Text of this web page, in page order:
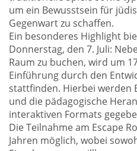
um ein Bewusstsein für
Gegenwart zu schaffen.
Ein besonderes Highlight
Donnerstag, den 7. Juli:
Raum zu buchen, wird um
Einführung durch den
stattfinden. Hierbei werden
und die pädagogische
interaktiven Formats
Die Teilnahme am Escape
Jahren möglich, wobei